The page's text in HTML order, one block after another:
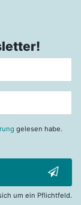
gelesen habe.
um ein Pflichtfeld.